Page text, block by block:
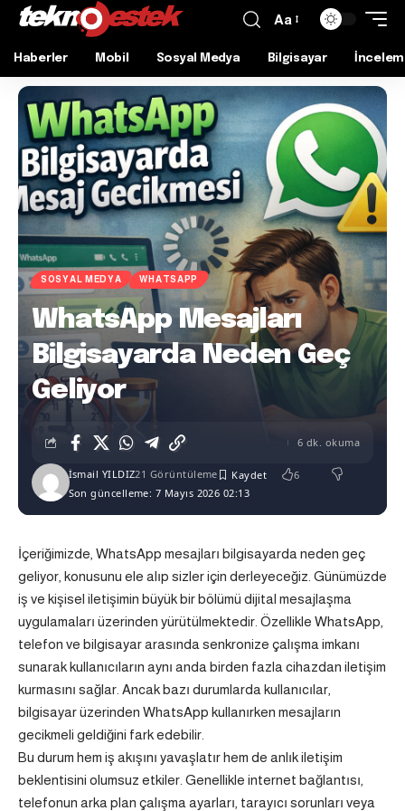
Aa
Haberler Mobil Sosyal Medya Bilgisayar
SOSYAL MEDYA WHATSAPP
WhatsApp Mesajları
Bilgisayarda Neden Geç
Geliyor
Son güncelleme: 7 Mayıs 2026 02:13
İsmail YILDIZ21 Görüntüleme 6
6 dk. okuma
İçeriğimizde, WhatsApp mesajları bilgisayarda neden geç
geliyor, konusunu ele alıp sizler için derleyeceğiz. Günümüzde
iş ve kişisel iletişimin büyük bir bölümü dijital mesajlaşma
uygulamaları üzerinden yürütülmektedir. Özellikle WhatsApp
telefon ve bilgisayar arasında senkronize çalışma imkanı
sunarak kullanıcıların aynı anda birden fazla cihazdan iletişim
kurmasını sağlar. Ancak bazı durumlarda kullanıcılar,
bilgisayar üzerinden WhatsApp kullanırken mesajların
gecikmeli geldiğini fark edebilir.
Bu durum hem iş akışını yavaşlatır hem de anlık iletişim
beklentisini olumsuz etkiler. Genellikle internet bağlantısı,
telefonun arka plan çalışma ayarları, tarayıcı sorunları veya